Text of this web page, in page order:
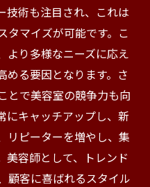
技術も注目され、これは
タマイズが可能です。こ
より多様なニーズに応え
める要因となります。さ
とで美容室の競争力も向
にキャッチアップし、新
リピーターを増やし、集
美容師として、トレンド
顧客に喜ばれるスタイル